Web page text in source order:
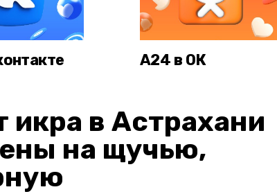
А24 в ОК
икра в Астрахани
на щучью,